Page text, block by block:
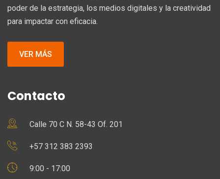
poder de la estrategia, los medios digitales y la creatividad
para impactar con eficacia.
VER MÁS
Contacto
Calle 70 C N. 58-43 Of. 201
+57 312 383 2393
9:00 - 17:00